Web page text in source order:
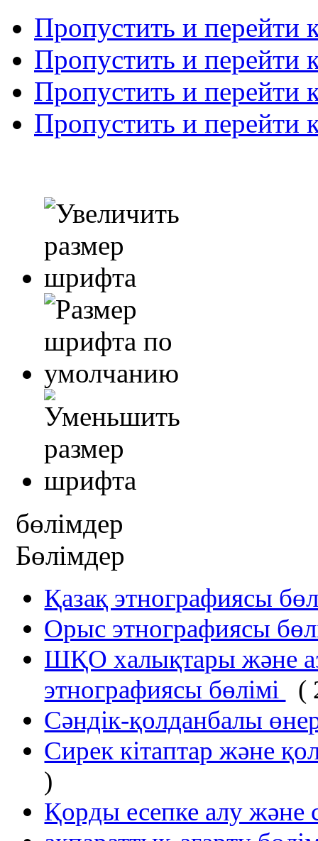
Пропустить и перейти
Пропустить и перейти
Пропустить и перейти
Пропустить и перейти
бөлімдер
Бөлімдер
Қазақ этнографиясы
Орыс этнографиясы
ШҚО халықтары және
этнографиясы бөлімі
(
Сәндік-қолданбалы
Сирек кітаптар және
)
Қорды есепке алу және